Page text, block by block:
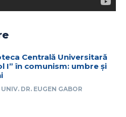
Centrală Universitară
I” în comunism: umbre și
DR. EUGEN GABOR